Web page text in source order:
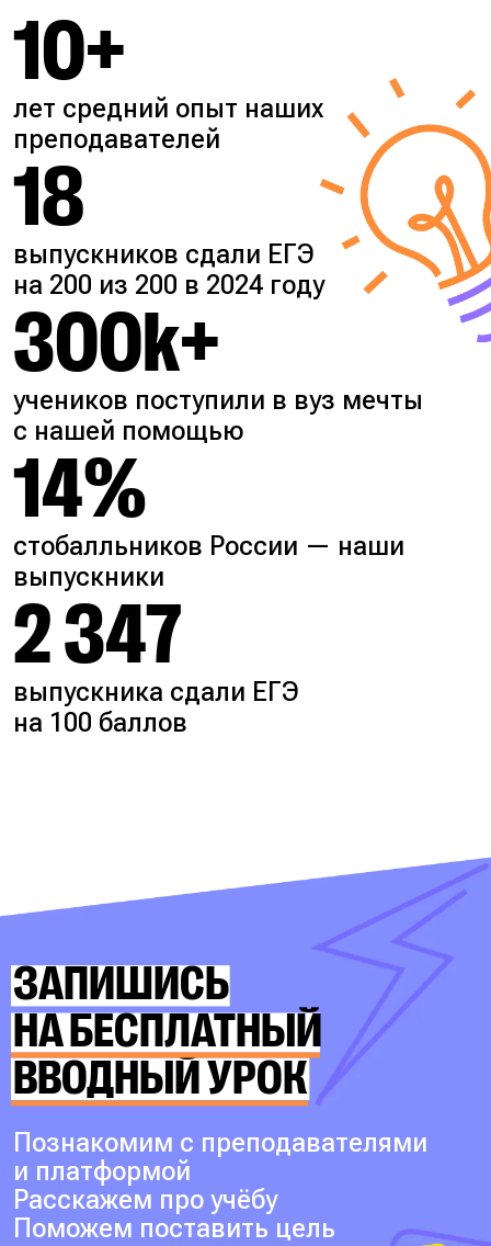
10+
лет средний опыт наших
преподавателей
18
выпускников сдали ЕГЭ
на 200 из 200 в 2024 году
300k+
учеников поступили в вуз мечты
с нашей помощью
14%
стобалльников России — наши
выпускники
2 347
выпускника сдали ЕГЭ
на 100 баллов
ЗАПИШИСЬ
НА БЕСПЛАТНЫЙ
ВВОДНЫЙ УРОК
Познакомим с преподавателями
и платформой
Расскажем про учёбу
Поможем поставить цель